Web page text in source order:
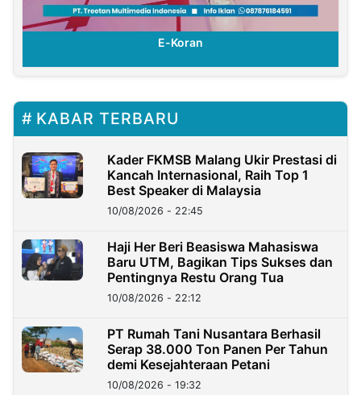
E-Koran
KABAR TERBARU
Kader FKMSB Malang Ukir Prestasi di
Kancah Internasional, Raih Top 1
Best Speaker di Malaysia
10/08/2026 - 22:45
Haji Her Beri Beasiswa Mahasiswa
Baru UTM, Bagikan Tips Sukses dan
Pentingnya Restu Orang Tua
10/08/2026 - 22:12
PT Rumah Tani Nusantara Berhasil
Serap 38.000 Ton Panen Per Tahun
demi Kesejahteraan Petani
10/08/2026 - 19:32